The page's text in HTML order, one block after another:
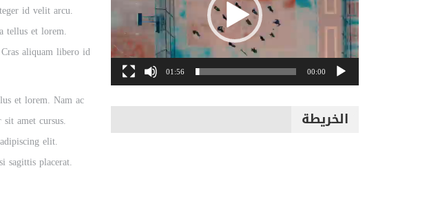
id velit arcu.
tellus et lorem.
aliquam libero id
et lorem. Nam ac
amet cursus.
elit.
sagittis placerat.
00:00
01:56
الخريطة